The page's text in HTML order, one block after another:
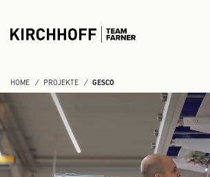
HOME PROJEKTE GESCO